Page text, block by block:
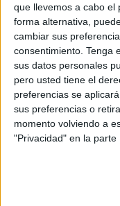
que llevemos a cabo el
forma alternativa,
cambiar sus
consentimiento. Tenga
sus datos personales
pero usted tiene el
preferencias se
sus preferencias o
momento volviendo a
"Privacidad" en la parte